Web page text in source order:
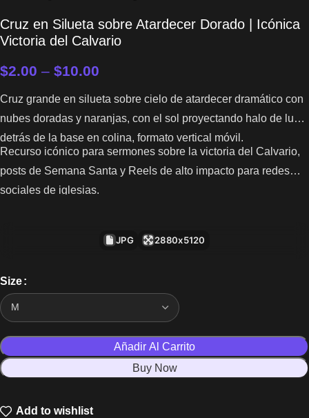
Cruz en Silueta sobre Atardecer Dorado | Icónica
Victoria del Calvario
$2.00 – $10.00
Cruz grande en silueta sobre cielo de atardecer dramático con
nubes doradas y naranjas, con el sol proyectando halo de luz
detrás de la base en colina, formato vertical móvil.
Recurso icónico para sermones sobre la victoria del Calvario,
posts de Semana Santa y Reels de alto impacto para redes
sociales de iglesias.
JPG 2880x5120
Size
Añadir Al Carrito
Buy Now
Add to wishlist